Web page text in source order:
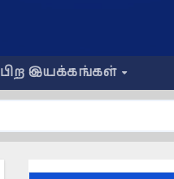
பிற இயக்கங்கள்